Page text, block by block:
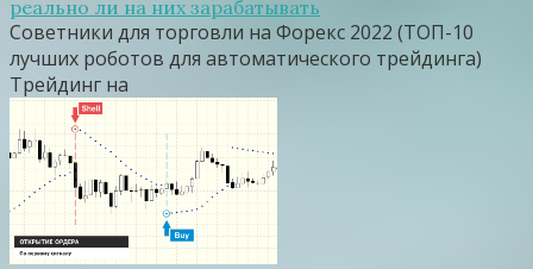
реально ли на них зарабатывать
Советники для торговли на Форекс 2022 (ТОП-10
лучших роботов для автоматического трейдинга)
Трейдинг на